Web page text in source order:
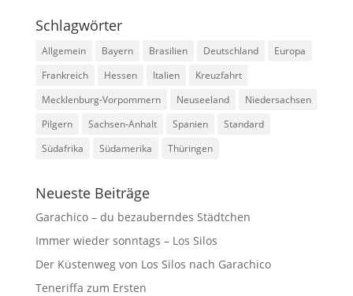
Schlagwörter
Allgemein Bayern Brasilien Deutschland
Europa
Frankreich
Hessen Italien
Kreuzfahrt
Mecklenburg-Vorpommern
Neuseeland
Niedersachsen
Pilgern
Sachsen-Anhalt Spanien
Standard
Südafrika
Südamerika Thüringen
Neueste Beiträge
Garachico – du bezauberndes Städtchen
Immer wieder sonntags – Los Silos
Der Küstenweg von Los Silos nach Garachico
Teneriffa zum Ersten